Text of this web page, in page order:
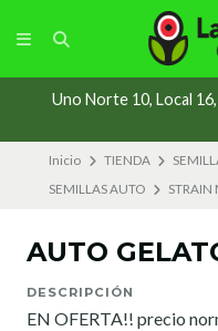
Uno Norte 10, Local
Inicio TIENDA
SEMILLAS AUTO
STRAIN
AUTO
DESCRIPCIÓN
EN OFERTA!! precio